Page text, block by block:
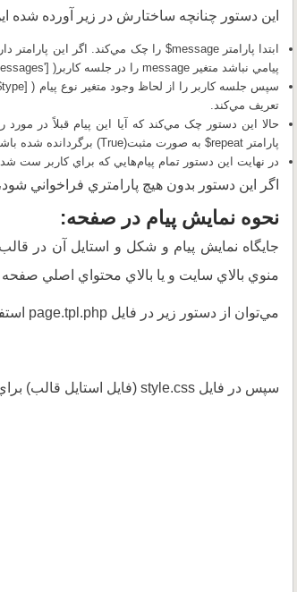
اين دستور چنانچه ساختارش در زير آورده شده
ابتدا پارامتر$message
پيامي نباشد متغير message‌ را در جلسه کاربر
)
سپس جلسه کاربر را از لحاظ وجود متغير نوع پيام )
تعريف مي‌کند.
حالا اين دستور چک مي‌کند که آيا اين پيام قبلاً در
پارامتر $repeatبه صورت مثبت(True) برگردانده شده باشد، پيام مذکور را براي نمايش به کاربر در آرايه جلسه کاربر درج مي‌نمايد.
در نهايت اين دستور تمام پيام‌هايي که براي کاربر ست
اگر اين دستور بدون هيچ پارامتري فراخواني
نحوه نمايش پيام در صفحه:
جايگاه نمايش پيام و شکل و استايل آن در
منوي بالاي سايت و يا بالاي محتواي اصلي
مي‌توان از دستور زير در فايل page.tpl.php استفاده کرد(مانند قالب گارلند):
سپس در فايل style.css (فايل استايل قالب) براي هر سه نوع پيام استايل جداگانه نوشته مي‌شود: